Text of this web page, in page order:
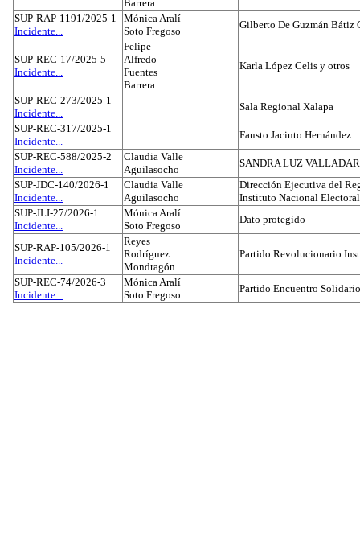
Barrera
SUP-RAP-1191/2025-1
Incidente...
Mónica Aralí
Soto Fregoso
Gilberto De Guzmán Bátiz
SUP-REC-17/2025-5
Incidente...
Felipe
Alfredo
Fuentes
Barrera
Karla López Celis y otros
SUP-REC-273/2025-1
Incidente...
Sala Regional Xalapa
SUP-REC-317/2025-1
Incidente...
Fausto Jacinto Hernández
SUP-REC-588/2025-2
Incidente...
Claudia Valle
Aguilasocho
SANDRA LUZ
SUP-JDC-140/2026-1
Incidente...
Claudia Valle
Aguilasocho
Dirección Ejecutiva del
Instituto Nacional Electoral
SUP-JLI-27/2026-1
Incidente...
Mónica Aralí
Soto Fregoso
Dato protegido
SUP-RAP-105/2026-1
Incidente...
Reyes
Rodríguez
Mondragón
Partido Revolucionario
SUP-REC-74/2026-3
Incidente...
Mónica Aralí
Soto Fregoso
Partido Encuentro